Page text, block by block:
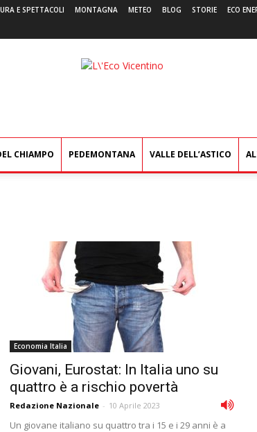
E SPETTACOLI MONTAGNA METEO BLOG STORIE ECO
L'Eco
CHIAMPO PEDEMONTANA VALLE DELL’ASTICO
Economia Italia
Giovani, Eurostat: In Italia uno su
quattro è a rischio povertà
Redazione Nazionale - 10 Aprile 2023
Un giovane italiano su quattro tra i 15 e i 29 anni è a